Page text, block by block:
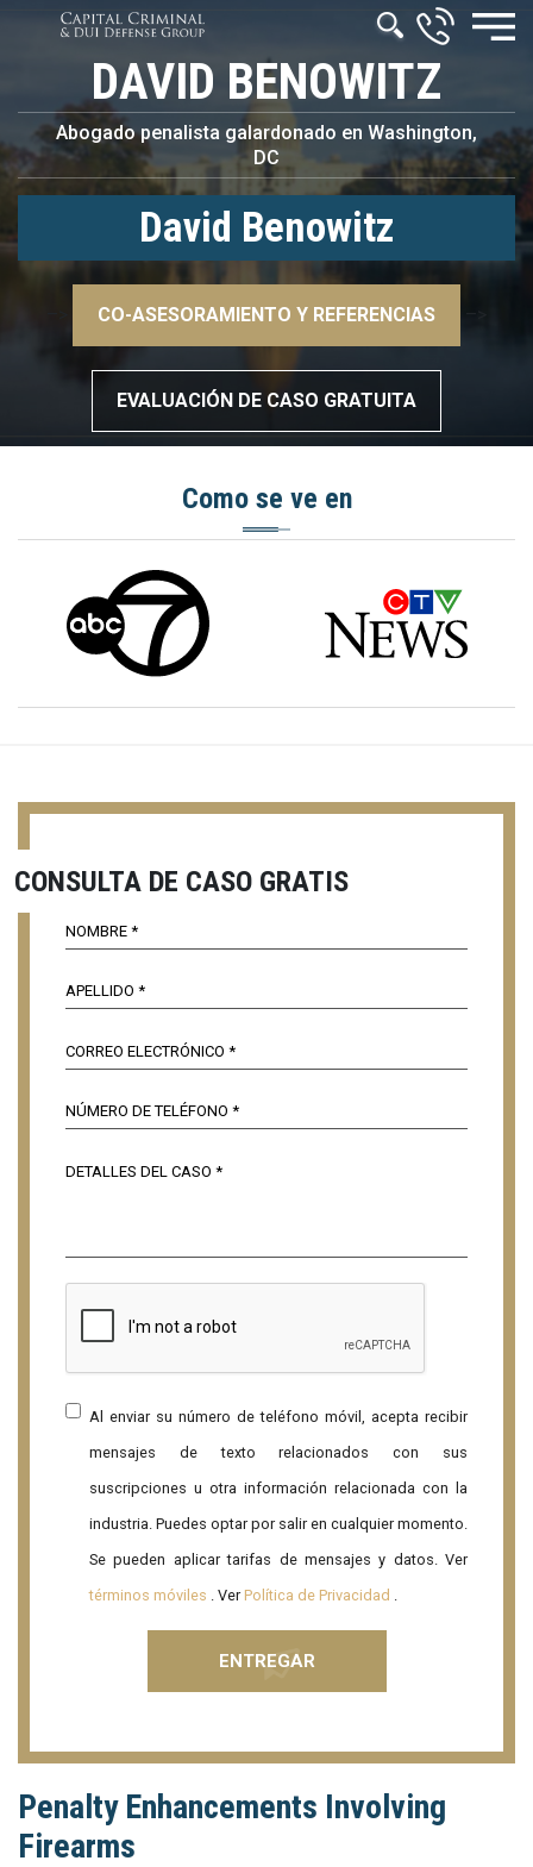
DAVID BENOWITZ
Abogado penalista galardonado en Washington,
DC
David Benowitz
CO-ASESORAMIENTO Y REFERENCIAS
EVALUACIÓN DE CASO GRATUITA
Como se ve en
CONSULTA DE CASO GRATIS
Al enviar su número de teléfono móvil, acepta recibir
mensajes de texto relacionados con sus
suscripciones u otra información relacionada con la
industria. Puedes optar por salir en cualquier momento.
Se pueden aplicar tarifas de mensajes y datos. Ver
términos móviles . VerPolítica de Privacidad
Penalty Enhancements Involving
Firearms